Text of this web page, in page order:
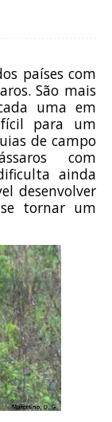
países com
São mais
uma em
para um
de campo
com
ainda
desenvolver
tornar um